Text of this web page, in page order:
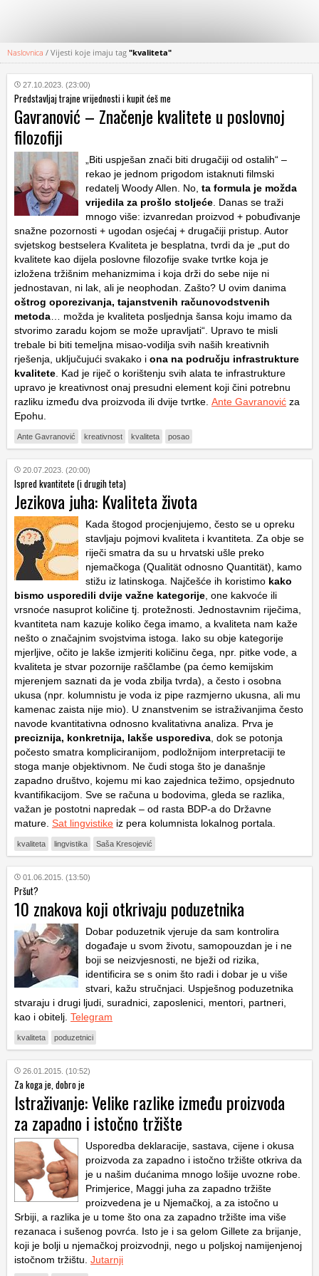
KATEGORIJE
HRVATSKI
WEB
Naslovnica / Vijesti koje imaju tag "kvaliteta"
27.10.2023. (23:00)
Predstavljaj trajne vrijednosti i kupit ćeš me
Gavranović – Značenje kvalitete u poslovnoj
filozofiji
„Biti uspješan znači biti drugačiji od ostalih“ –
rekao je jednom prigodom istaknuti filmski
redatelj Woody Allen. No, ta formula je možda
vrijedila za prošlo stoljeće . Danas se traži
mnogo više: izvanredan proizvod + pobuđivanje
snažne pozornosti + ugodan osjećaj + drugačiji pristup. Autor
svjetskog bestselera Kvaliteta je besplatna, tvrdi da je „put do
kvalitete kao dijela poslovne filozofije svake tvrtke koja je
izložena tržišnim mehanizmima i koja drži do sebe nije ni
jednostavan, ni lak, ali je neophodan. Zašto? U ovim danima
oštrog oporezivanja, tajanstvenih računovodstvenih
metoda … možda je kvaliteta posljednja šansa koju imamo da
stvorimo zaradu kojom se može upravljati“. Upravo te misli
trebale bi biti temeljna misao-vodilja svih naših kreativnih
rješenja, uključujući svakako i ona na području infrastrukture
kvalitete . Kad je riječ o korištenju svih alata te infrastrukture
upravo je kreativnost onaj presudni element koji čini potrebnu
razliku između dva proizvoda ili dvije tvrtke. Ante Gavranović za
Epohu.
Ante Gavranović kreativnost kvaliteta posao
20.07.2023. (20:00)
Ispred kvantitete (i drugih teta)
Jezikova juha: Kvaliteta života
Kada štogod procjenjujemo, često se u opreku
stavljaju pojmovi kvaliteta i kvantiteta. Za obje se
riječi smatra da su u hrvatski ušle preko
njemačkoga (Qualität odnosno Quantität), kamo
stižu iz latinskoga. Najčešće ih koristimo kako
bismo usporedili dvije važne kategorije , one kakvoće ili
vrsnoće nasuprot količine tj. protežnosti. Jednostavnim riječima,
kvantiteta nam kazuje koliko čega imamo, a kvaliteta nam kaže
nešto o značajnim svojstvima istoga. Iako su obje kategorije
mjerljive, očito je lakše izmjeriti količinu čega, npr. pitke vode, a
kvaliteta je stvar pozornije raščlambe (pa ćemo kemijskim
mjerenjem saznati da je voda zbilja tvrda), a često i osobna
ukusa (npr. kolumnistu je voda iz pipe razmjerno ukusna, ali mu
kamenac zaista nije mio). U znanstvenim se istraživanjima često
navode kvantitativna odnosno kvalitativna analiza. Prva je
preciznija, konkretnija, lakše usporediva , dok se potonja
počesto smatra kompliciranijom, podložnijom interpretaciji te
stoga manje objektivnom. Ne čudi stoga što je današnje
zapadno društvo, kojemu mi kao zajednica težimo, opsjednuto
kvantifikacijom. Sve se računa u bodovima, gleda se razlika,
važan je postotni napredak – od rasta BDP-a do Državne
mature. Sat lingvistike iz pera kolumnista lokalnog portala.
kvaliteta lingvistika Saša Kresojević
01.06.2015. (13:50)
Pršut?
10 znakova koji otkrivaju poduzetnika
Dobar poduzetnik vjeruje da sam kontrolira
događaje u svom životu, samopouzdan je i ne
boji se neizvjesnosti, ne bježi od rizika,
identificira se s onim što radi i dobar je u više
stvari, kažu stručnjaci. Uspješnog poduzetnika
stvaraju i drugi ljudi, suradnici, zaposlenici, mentori, partneri,
kao i obitelj. Telegram
kvaliteta poduzetnici
26.01.2015. (10:52)
Za koga je, dobro je
Istraživanje: Velike razlike između proizvoda
za zapadno i istočno tržište
Usporedba deklaracije, sastava, cijene i okusa
proizvoda za zapadno i istočno tržište otkriva da
je u našim dućanima mnogo lošije uvozne robe.
Primjerice, Maggi juha za zapadno tržište
proizvedena je u Njemačkoj, a za istočno u
Srbiji, a razlika je u tome što ona za zapadno tržište ima više
rezanaca i sušenog povrća. Isto je i sa gelom Gillete za brijanje,
koji je bolji u njemačkoj proizvodnji, nego u poljskoj namijenjenoj
istočnom tržištu. Jutarnji